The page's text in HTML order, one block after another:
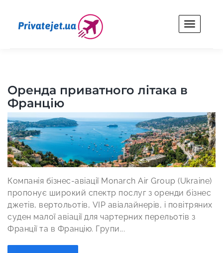
content
Оренда приватного літака в
Францію
Компанія бізнес-авіації Monarch Air Group (Ukraine)
пропонує широкий спектр послуг з оренди бізнес
джетів, вертольотів, VIP авіалайнерів, і повітряних
суден малої авіації для чартерних перельотів з
Франції та в Францію. Групи...